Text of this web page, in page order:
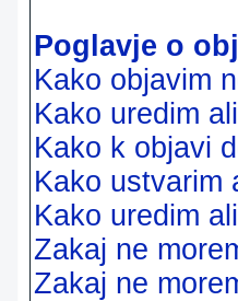
Poglavje o
Kako objavim
Kako uredim
Kako k objavi
Kako ustvarim
Kako uredim
Zakaj ne
Zakaj ne